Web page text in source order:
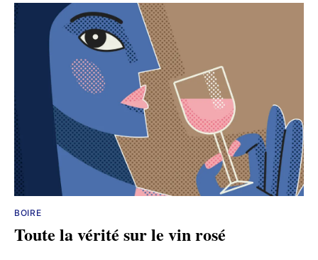
BOIRE
Toute la vérité sur le vin rosé